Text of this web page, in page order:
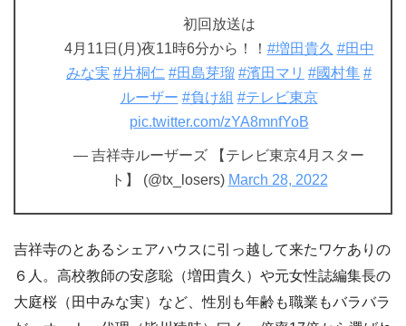
初回放送は
4月11日(月)夜11時6分から！！ #増田貴久 #田中
みな実 #片桐仁 #田島芽瑠 #濱田マリ #國村隼 #
ルーザー #負け組 #テレビ東京
pic.twitter.com/zYA8mnfYoB
— 吉祥寺ルーザーズ 【テレビ東京4月スター
ト】 (@tx_losers) March 28, 2022
吉祥寺のとあるシェアハウスに引っ越して来たワケありの
６人。高校教師の安彦聡（増田貴久）や元女性誌編集長の
大庭桜（田中みな実）など、性別も年齢も職業もバラバラ